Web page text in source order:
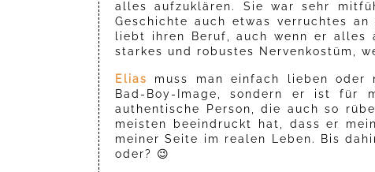
alles aufzuklären. Sie war sehr
Geschichte auch etwas verruchtes
liebt ihren Beruf, auch wenn er
starkes und robustes Nervenkostüm,
Elias
muss man einfach lieben
Bad-Boy-Image, sondern er ist für
authentische Person, die auch so
meisten beeindruckt hat, dass er
meiner Seite im realen Leben. Bis
oder? 😉